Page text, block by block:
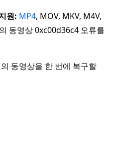
원: MP4, MOV, MKV, M4V,
동영상 0xc00d36c4 오류를
동영상을 한 번에 복구할